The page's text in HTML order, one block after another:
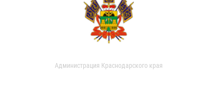
Администрация Краснодарского края